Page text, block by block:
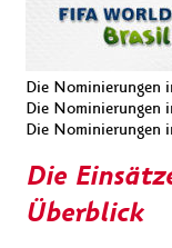
Die Nominierungen
Die Nominierungen
Die Nominierungen
Die
Überblick